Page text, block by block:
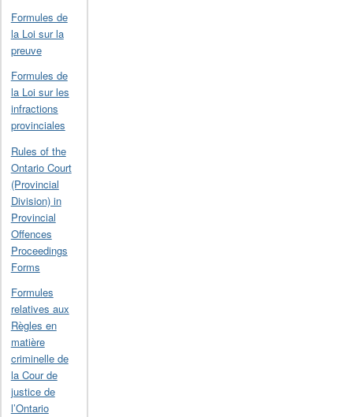
Formules de
la Loi sur la
preuve
Formules de
la Loi sur les
infractions
provinciales
Rules of the
Ontario Court
(Provincial
Division) in
Provincial
Offences
Proceedings
Forms
Formules
relatives aux
Règles en
matière
criminelle de
la Cour de
justice de
l’Ontario